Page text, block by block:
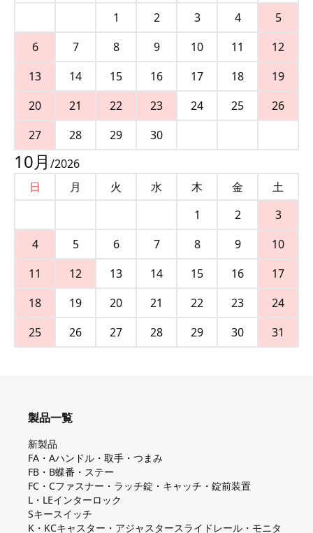
1
2 3 4
5
6
7 8 9 10 11
12
13
14 15 16 17 18
19
20
21 22 23 24 25
26
27
28 29 30
10月 /2026
日
月 火 水 木 金
土
1
2
3
4
5 6 7 8 9
10
11
12 13 14 15 16
17
18
19 20 21 22 23
24
25
26 27 28 29 30 31
製品一覧
新製品
FA・Aハンドル・取手・つまみ
FB・B蝶番・ステー
FC・Cファスナー・ラッチ錠・キャッチ・錠前装置
L・LEインターロック
Sキースイッチ
K・KCキャスター・アジャスタースライドレール・モニタ